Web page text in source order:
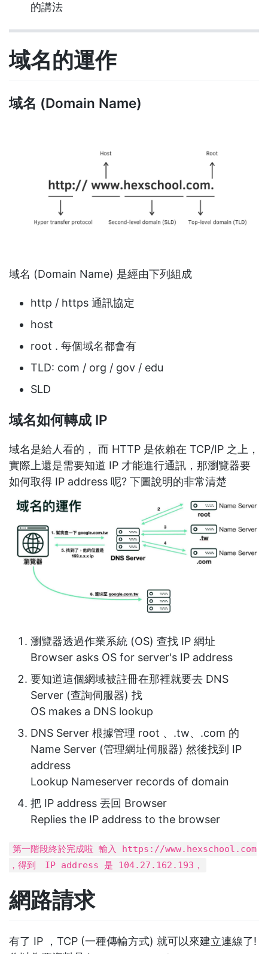
的講法
域名的運作
域名 (Domain Name)
域名 (Domain Name) 是經由下列組成
http / https 通訊協定
host
root . 每個域名都會有
TLD: com / org / gov / edu
SLD
域名如何轉成 IP
域名是給人看的， 而 HTTP 是依賴在 TCP/IP 之上，
實際上還是需要知道 IP 才能進行通訊，那瀏覽器要
如何取得 IP address 呢? 下圖說明的非常清楚
瀏覽器透過作業系統 (OS) 查找 IP 網址
Browser asks OS for server's IP address
要知道這個網域被註冊在那裡就要去 DNS
Server (查詢伺服器) 找
OS makes a DNS lookup
DNS Server 根據管理 root 、.tw、.com 的
Name Server (管理網址伺服器) 然後找到 IP
address
Lookup Nameserver records of domain
把 IP address 丟回 Browser
Replies the IP address to the browser
第一階段終於完成啦 輸入 https://www.hexschool.com
，得到 IP address 是 104.27.162.193，
網路請求
有了 IP ，TCP (一種傳輸方式) 就可以來建立連線了!